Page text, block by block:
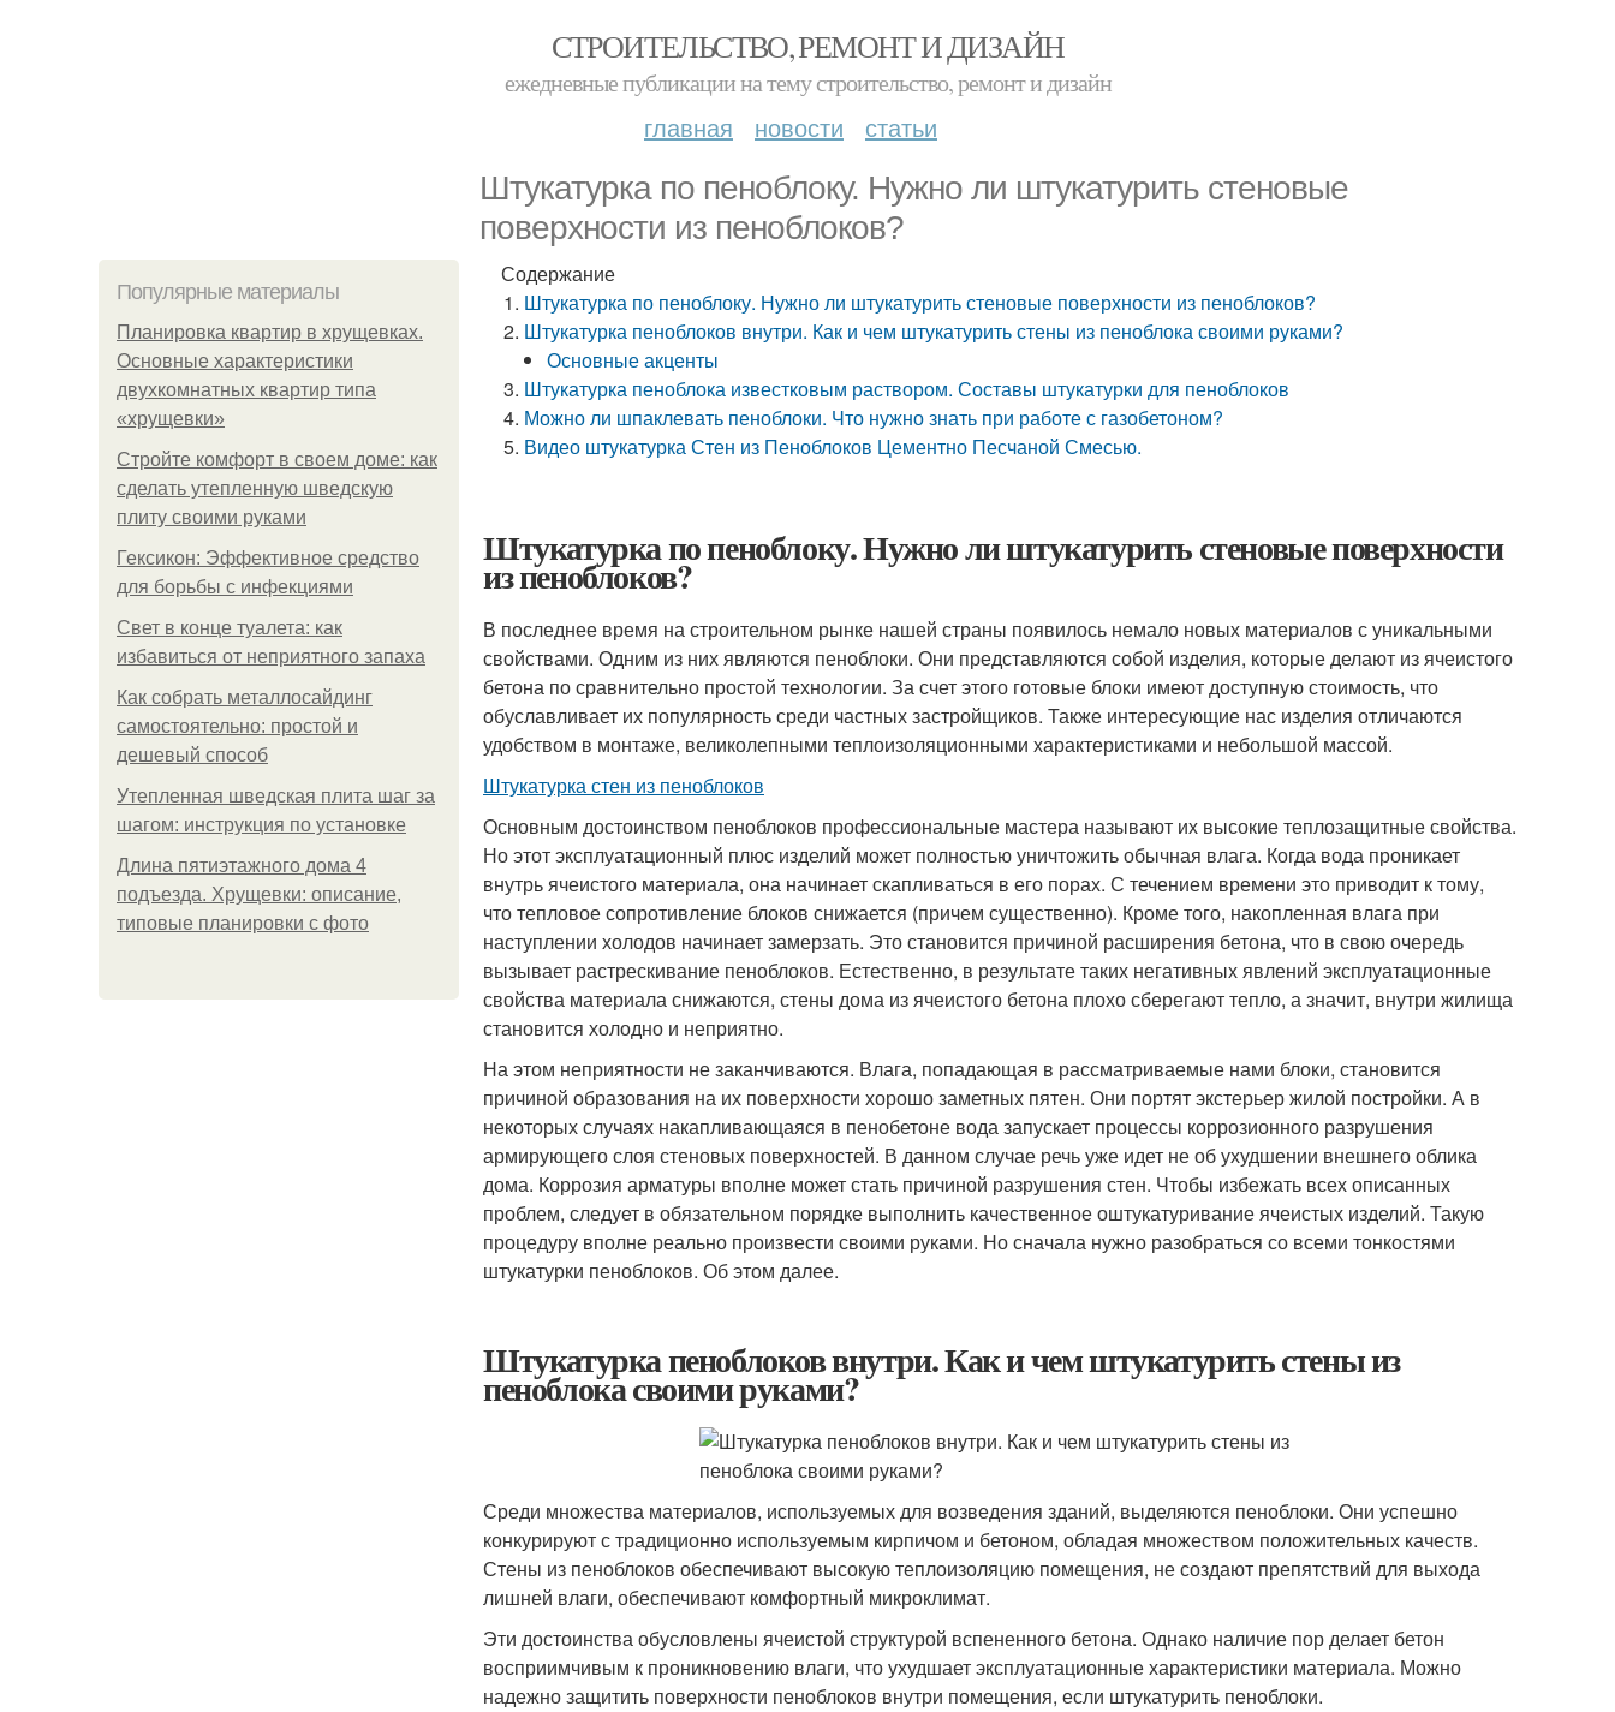
СТРОИТЕЛЬСТВО, РЕМОНТ И ДИЗАЙН
ежедневные публикации на тему строительство, ремонт и дизайн
главная новости статьи
Штукатурка по пеноблоку. Нужно ли штукатурить стеновые
поверхности из пеноблоков?
Популярные материалы
Планировка квартир в хрущевках.
Основные характеристики
двухкомнатных квартир типа
«хрущевки»
Стройте комфорт в своем доме: как
сделать утепленную шведскую
плиту своими руками
Гексикон: Эффективное средство
для борьбы с инфекциями
Свет в конце туалета: как
избавиться от неприятного запаха
Как собрать металлосайдинг
самостоятельно: простой и
дешевый способ
Утепленная шведская плита шаг за
шагом: инструкция по установке
Длина пятиэтажного дома 4
подъезда. Хрущевки: описание,
типовые планировки с фото
Содержание
Штукатурка по пеноблоку. Нужно ли штукатурить стеновые поверхности из пеноблоков?
Штукатурка пеноблоков внутри. Как и чем штукатурить стены из пеноблока своими руками?
Основные акценты
Штукатурка пеноблока известковым раствором. Составы штукатурки для пеноблоков
Можно ли шпаклевать пеноблоки. Что нужно знать при работе с газобетоном?
Видео штукатурка Стен из Пеноблоков Цементно Песчаной Смесью.
Штукатурка по пеноблоку. Нужно ли штукатурить стеновые поверхности
из пеноблоков?
В последнее время на строительном рынке нашей страны появилось немало новых материалов с уникальными
свойствами. Одним из них являются пеноблоки. Они представляются собой изделия, которые делают из ячеистого
бетона по сравнительно простой технологии. За счет этого готовые блоки имеют доступную стоимость, что
обуславливает их популярность среди частных застройщиков. Также интересующие нас изделия отличаются
удобством в монтаже, великолепными теплоизоляционными характеристиками и небольшой массой.
Штукатурка стен из пеноблоков
Основным достоинством пеноблоков профессиональные мастера называют их высокие теплозащитные свойства.
Но этот эксплуатационный плюс изделий может полностью уничтожить обычная влага. Когда вода проникает
внутрь ячеистого материала, она начинает скапливаться в его порах. С течением времени это приводит к тому,
что тепловое сопротивление блоков снижается (причем существенно). Кроме того, накопленная влага при
наступлении холодов начинает замерзать. Это становится причиной расширения бетона, что в свою очередь
вызывает растрескивание пеноблоков. Естественно, в результате таких негативных явлений эксплуатационные
свойства материала снижаются, стены дома из ячеистого бетона плохо сберегают тепло, а значит, внутри жилища
становится холодно и неприятно.
На этом неприятности не заканчиваются. Влага, попадающая в рассматриваемые нами блоки, становится
причиной образования на их поверхности хорошо заметных пятен. Они портят экстерьер жилой постройки. А в
некоторых случаях накапливающаяся в пенобетоне вода запускает процессы коррозионного разрушения
армирующего слоя стеновых поверхностей. В данном случае речь уже идет не об ухудшении внешнего облика
дома. Коррозия арматуры вполне может стать причиной разрушения стен. Чтобы избежать всех описанных
проблем, следует в обязательном порядке выполнить качественное оштукатуривание ячеистых изделий. Такую
процедуру вполне реально произвести своими руками. Но сначала нужно разобраться со всеми тонкостями
штукатурки пеноблоков. Об этом далее.
Штукатурка пеноблоков внутри. Как и чем штукатурить стены из
пеноблока своими руками?
Среди множества материалов, используемых для возведения зданий, выделяются пеноблоки. Они успешно
конкурируют с традиционно используемым кирпичом и бетоном, обладая множеством положительных качеств.
Стены из пеноблоков обеспечивают высокую теплоизоляцию помещения, не создают препятствий для выхода
лишней влаги, обеспечивают комфортный микроклимат.
Эти достоинства обусловлены ячеистой структурой вспененного бетона. Однако наличие пор делает бетон
восприимчивым к проникновению влаги, что ухудшает эксплуатационные характеристики материала. Можно
надежно защитить поверхности пеноблоков внутри помещения, если штукатурить пеноблоки.